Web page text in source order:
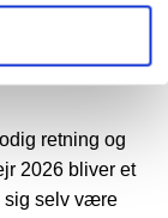
for Nordens
med
retning og
2026 bliver et
sig selv være